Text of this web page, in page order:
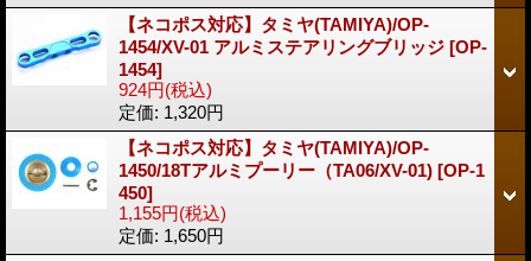
【ネコポス対応】タミヤ(TAMIYA)/OP-
1454/XV-01 アルミステアリングブリッジ [OP-
1454]
924円(税込)
定価: 1,320円
【ネコポス対応】タミヤ(TAMIYA)/OP-
1450/18Tアルミプーリー（TA06/XV-01) [OP-1
450]
1,155円(税込)
定価: 1,650円